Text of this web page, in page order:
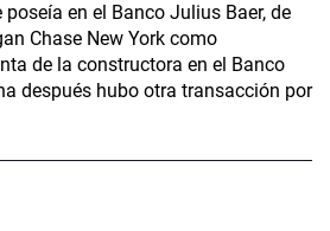
en el Banco Julius Baer, de
Chase New York como
de la constructora en el Banco
después hubo otra transacción por